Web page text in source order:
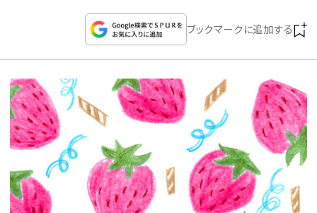
CELEBRITY
WEDDING
FORTUNE
SDGs
ブックマークに追加する